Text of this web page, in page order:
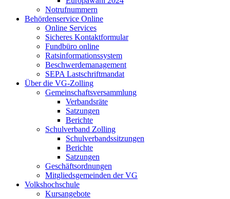
Notrufnummern
Behördenservice Online
Online Services
Sicheres Kontaktformular
Fundbüro online
Ratsinformationssystem
Beschwerdemanagement
SEPA Lastschriftmandat
Über die VG-Zolling
Gemeinschaftsversammlung
Verbandsräte
Satzungen
Berichte
Schulverband Zolling
Schulverbandssitzungen
Berichte
Satzungen
Geschäftsordnungen
Mitgliedsgemeinden der VG
Volkshochschule
Kursangebote